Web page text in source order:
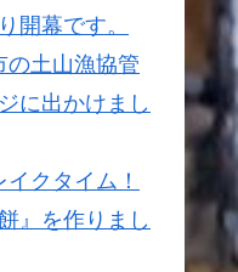
開幕です。
の土山漁協管
に出かけまし
クタイム！
』を作りまし